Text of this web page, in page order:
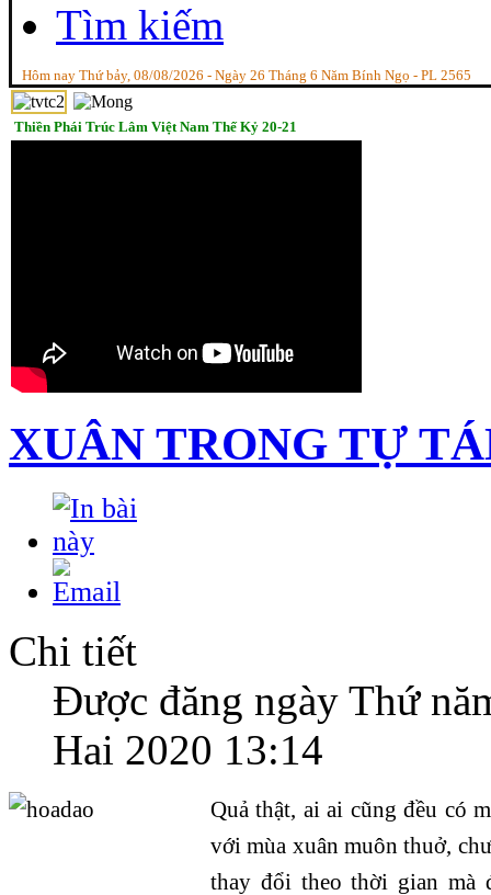
Tìm kiếm
Hôm nay Thứ bảy, 08/08/2026 - Ngày 26 Tháng 6 Năm Bính Ngọ - PL 2565
Thiền Phái Trúc Lâm Việt Nam Thế Kỷ 20-21
XUÂN TRONG TỰ
Chi tiết
Được đăng ngày Thứ
Hai 2020 13:14
Quả thật, ai ai cũng đều có
với mùa xuân muôn thuở,
thay đổi theo thời gian mà